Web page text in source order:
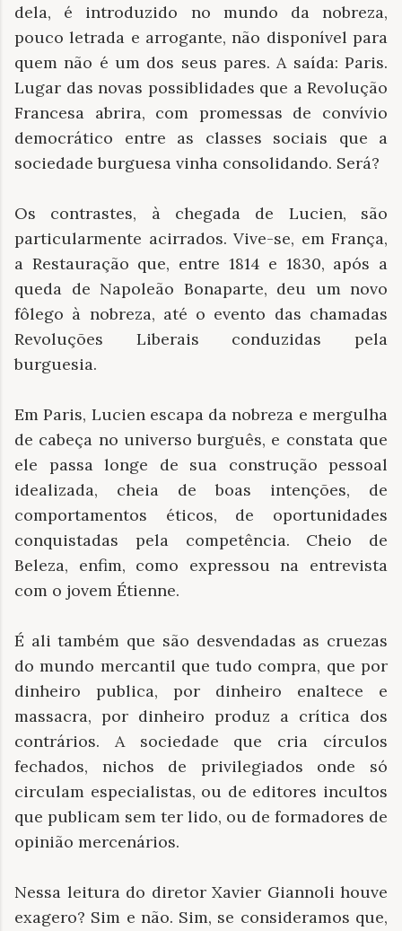
dela, é introduzido no mundo da nobreza,
pouco letrada e arrogante, não disponível para
quem não é um dos seus pares. A saída: Paris.
Lugar das novas possiblidades que a Revolução
Francesa abrira, com promessas de convívio
democrático entre as classes sociais que a
sociedade burguesa vinha consolidando. Será?
Os contrastes, à chegada de Lucien, são
particularmente acirrados. Vive-se, em França,
a Restauração que, entre 1814 e 1830, após a
queda de Napoleão Bonaparte, deu um novo
fôlego à nobreza, até o evento das chamadas
Revoluções Liberais conduzidas pela
burguesia.
Em Paris, Lucien escapa da nobreza e mergulha
de cabeça no universo burguês, e constata que
ele passa longe de sua construção pessoal
idealizada, cheia de boas intenções, de
comportamentos éticos, de oportunidades
conquistadas pela competência. Cheio de
Beleza, enfim, como expressou na entrevista
com o jovem Étienne.
É ali também que são desvendadas as cruezas
do mundo mercantil que tudo compra, que por
dinheiro publica, por dinheiro enaltece e
massacra, por dinheiro produz a crítica dos
contrários. A sociedade que cria círculos
fechados, nichos de privilegiados onde só
circulam especialistas, ou de editores incultos
que publicam sem ter lido, ou de formadores de
opinião mercenários.
Nessa leitura do diretor Xavier Giannoli houve
exagero? Sim e não. Sim, se consideramos que,